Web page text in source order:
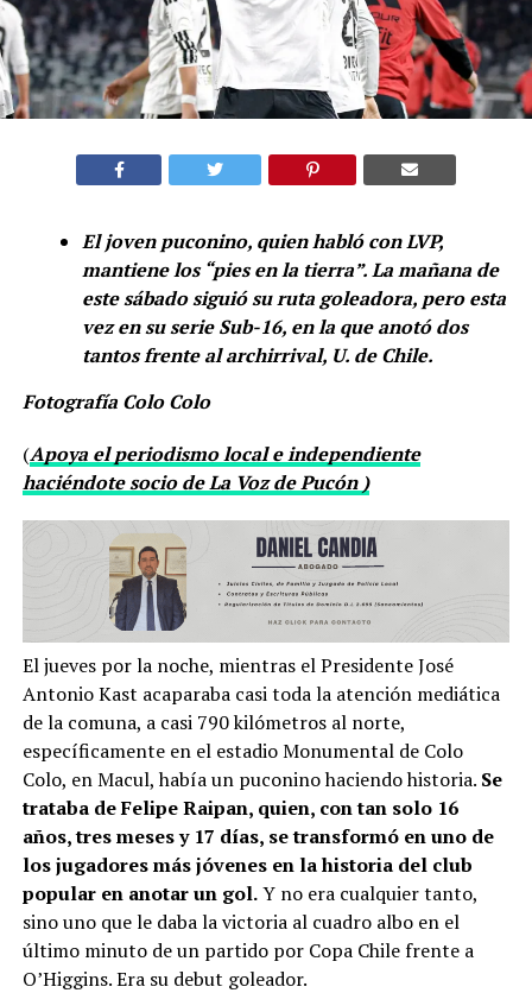
El joven puconino, quien habló con LVP,
mantiene los “pies en la tierra”. La mañana de
este sábado siguió su ruta goleadora, pero esta
vez en su serie Sub-16, en la que anotó dos
tantos frente al archirrival, U. de Chile.
Fotografía Colo Colo
(Apoya el periodismo local e independiente
haciéndote socio de La Voz de Pucón )
El jueves por la noche, mientras el Presidente José
Antonio Kast acaparaba casi toda la atención mediática
de la comuna, a casi 790 kilómetros al norte,
específicamente en el estadio Monumental de Colo
Colo, en Macul, había un puconino haciendo historia. Se
trataba de Felipe Raipan, quien, con tan solo 16
años, tres meses y 17 días, se transformó en uno de
los jugadores más jóvenes en la historia del club
popular en anotar un gol.Y no era cualquier tanto,
sino uno que le daba la victoria al cuadro albo en el
último minuto de un partido por Copa Chile frente a
O’Higgins. Era su debut goleador.